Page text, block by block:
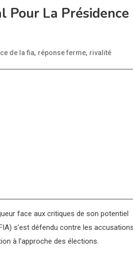
Pour La Présidence
de la fia, réponse ferme, rivalité
face aux critiques de son potentiel
s’est défendu contre les
à l’approche des élections.